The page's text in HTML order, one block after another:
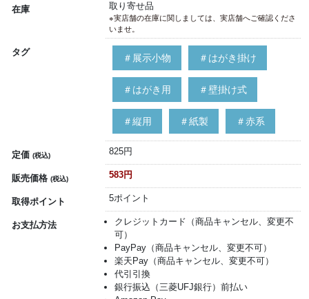
在庫 取り寄せ品
※実店舗の在庫に関しましては、実店舗へご確認くださ
いませ。
タグ
＃展示小物 ＃はがき掛け
＃はがき用 ＃壁掛け式
＃縦用 ＃紙製 ＃赤系
定価 (税込) 825円
販売価格 (税込) 583円
取得ポイント 5ポイント
お支払方法
クレジットカード（商品キャンセル、変更不
可）
PayPay（商品キャンセル、変更不可）
楽天Pay（商品キャンセル、変更不可）
代引引換
銀行振込（三菱UFJ銀行）前払い